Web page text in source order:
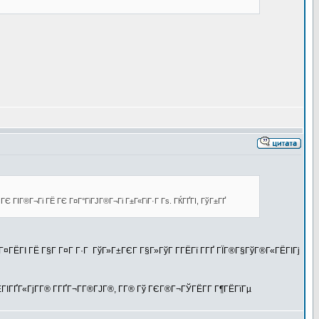
ГЁ ГЄ Г¤Г°ГіГЈГ®Г¬Гі Г±Г«ГіГ·Г Гѕ. ГЌГҐГІ, ГўГ±ГҐ
ГЁ Г§Г Г¤Г Г·Г ГўГ»Г±ГЄГ Г§Г»ГўГ Г­ГЁГї Г­ГҐ ГЇГ®Г§ГўГ®Г«ГЁГІГј
Г­ГҐГ¬Г­Г®ГЈГ®, Г­Г® Гў ГЄГ®Г¬ГЎГЁГ­Г Г¶ГЁГїГµ